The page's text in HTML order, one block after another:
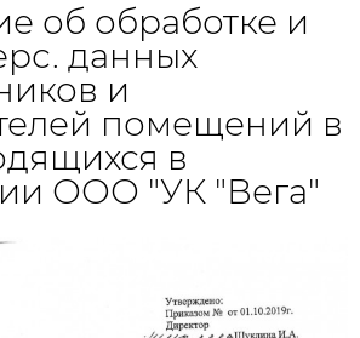
об обработке и
данных
и
помещений в
в
ООО "УК "Вега"